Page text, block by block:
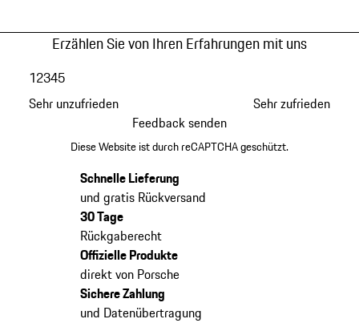
Erzählen Sie von Ihren Erfahrungen mit uns
Sehr unzufrieden
12345
Sehr zufrieden
Feedback senden
Diese Website ist durch reCAPTCHA geschützt.
Schnelle Lieferung
und gratis Rückversand
30 Tage
Rückgaberecht
Offizielle Produkte
direkt von Porsche
Sichere Zahlung
und Datenübertragung